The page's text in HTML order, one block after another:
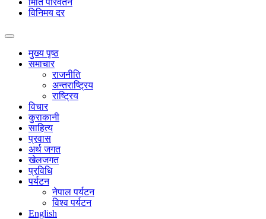
मिति परिवर्तन
विनिमय दर
मुख्य पृष्ठ
समाचार
राजनीति
अन्तराष्ट्रिय
राष्ट्रिय
विचार
कुराकानी
साहित्य
प्रवास
अर्थ जगत
खेलजगत
प्रविधि
पर्यटन
नेपाल पर्यटन
विश्व पर्यटन
English